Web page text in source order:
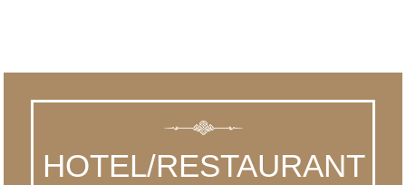
HOTEL/RESTAURANT